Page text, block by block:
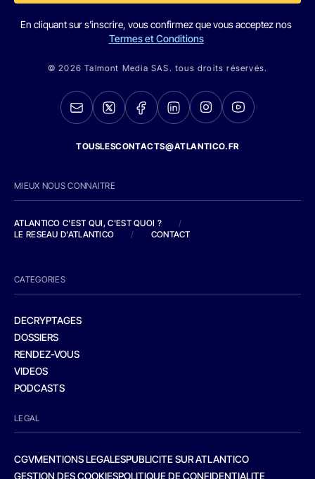
En cliquant sur s'inscrire, vous confirmez que vous acceptez nos
Termes et Conditions
© 2026 Talmont Media SAS. tous droits réservés.
TOUSLESCONTACTS@ATLANTICO.FR
MIEUX NOUS CONNAITRE
ATLANTICO C'EST QUI, C'EST QUOI ?
/
LE RESEAU D'ATLANTICO
/ CONTACT
CATEGORIES
DECRYPTAGES
DOSSIERS
RENDEZ-VOUS
VIDEOS
PODCASTS
LEGAL
CGVMENTIONS LEGALESPUBLICITE SUR ATLANTICO
GESTION DES COOKIESPOLITIQUE DE CONFIDENTIALITE